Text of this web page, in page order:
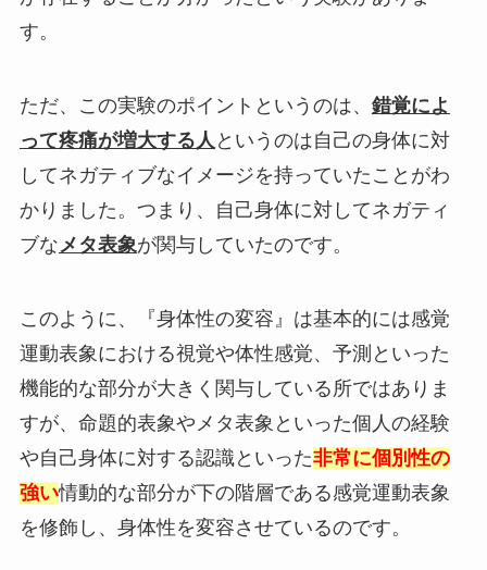
す。
ただ、この実験のポイントというのは、 錯覚によ
って疼痛が増大する人 というのは自己の身体に対
してネガティブなイメージを持っていたことがわ
かりました。つまり、自己身体に対してネガティ
ブな メタ表象が関与していたのです。
このように、『身体性の変容』は基本的には感覚
運動表象における視覚や体性感覚、予測といった
機能的な部分が大きく関与している所ではありま
すが、命題的表象やメタ表象といった個人の経験
や自己身体に対する認識といった非常に個別性の
強い情動的な部分が下の階層である感覚運動表象
を修飾し、身体性を変容させているのです。